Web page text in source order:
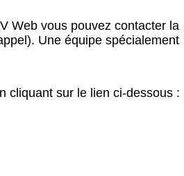
Web vous pouvez contacter la
Une équipe spécialement
cliquant sur le lien ci-dessous :